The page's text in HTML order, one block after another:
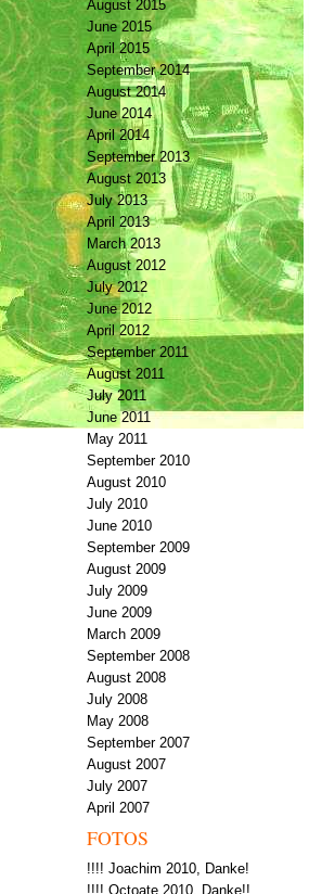
August 2015
June 2015
April 2015
September 2014
August 2014
June 2014
April 2014
September 2013
August 2013
July 2013
April 2013
March 2013
August 2012
July 2012
June 2012
April 2012
September 2011
August 2011
July 2011
June 2011
May 2011
September 2010
August 2010
July 2010
June 2010
September 2009
August 2009
July 2009
June 2009
March 2009
September 2008
August 2008
July 2008
May 2008
September 2007
August 2007
July 2007
April 2007
FOTOS
!!!! Joachim 2010, Danke!
!!!! Octoate 2010, Danke!!